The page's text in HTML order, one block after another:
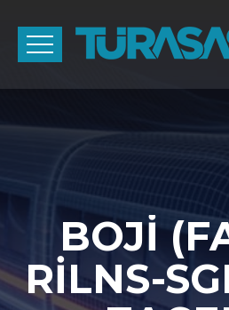
BOJİ
RİLNS-